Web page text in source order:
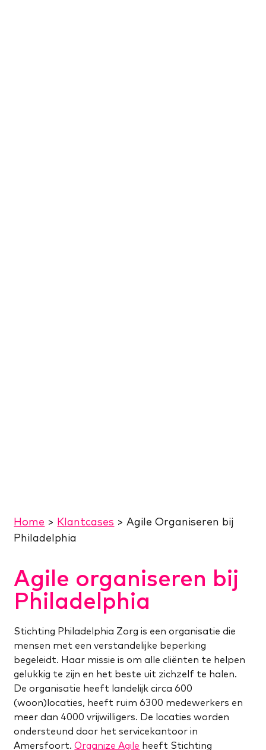
Home > Klantcases >Agile Organiseren bij
Philadelphia
Agile organiseren bij
Philadelphia
Stichting Philadelphia Zorg is een organisatie die
mensen met een verstandelijke beperking
begeleidt. Haar missie is om alle cliënten te helpen
gelukkig te zijn en het beste uit zichzelf te halen.
De organisatie heeft landelijk circa 600
(woon)locaties, heeft ruim 6300 medewerkers en
meer dan 4000 vrijwilligers. De locaties worden
ondersteund door het servicekantoor in
Amersfoort.Organize Agile heeft Stichting